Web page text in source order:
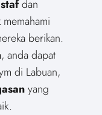
stafdan
berikan.
, anda dapat
di Labuan,
yang